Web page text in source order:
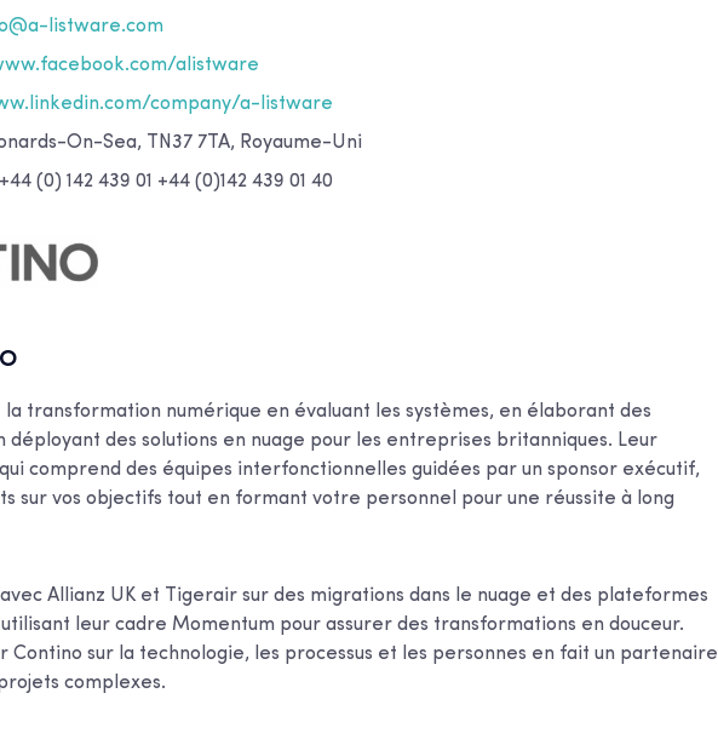
listware.com
alistware
company/a-listware
On-Sea, TN37 7TA, Royaume-Uni
(0) 142 439 01 +44 (0)142 439 01 40
la transformation numérique en évaluant les systèmes, en élaborant des
déployant des solutions en nuage pour les entreprises britanniques. Leur
comprend des équipes interfonctionnelles guidées par un sponsor exécutif,
sur vos objectifs tout en formant votre personnel pour une réussite à long
Allianz UK et Tigerair sur des migrations dans le nuage et des plateformes
leur cadre Momentum pour assurer des transformations en douceur.
Contino sur la technologie, les processus et les personnes en fait un partenaire
complexes.